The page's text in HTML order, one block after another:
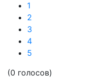
1
2
3
4
5
(0 голосов)